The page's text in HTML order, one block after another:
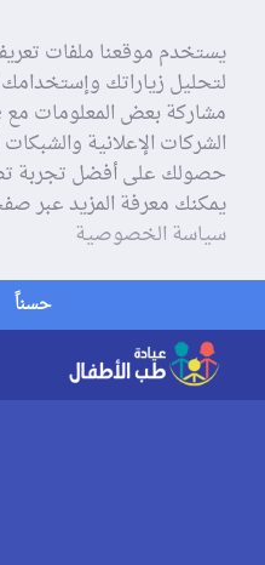
يستخدم موقعنا ملفات
لتحليل زياراتك
الشركات الإعلانية
حصولك على أفضل تجربة
يمكنك معرفة المزيد عبر
سياسة الخصوصية
حسناً